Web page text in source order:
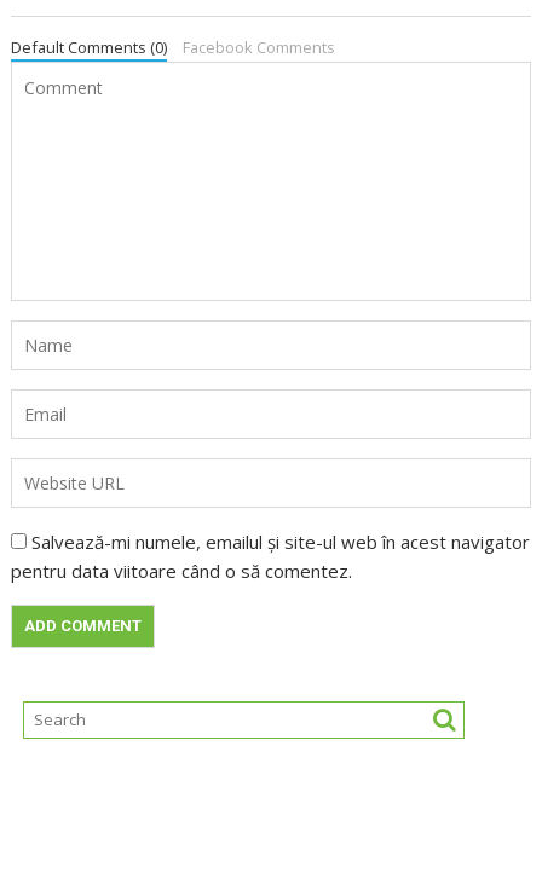
Default Comments (0) Facebook Comments
Salvează-mi numele, emailul și site-ul web în acest navigator
pentru data viitoare când o să comentez.